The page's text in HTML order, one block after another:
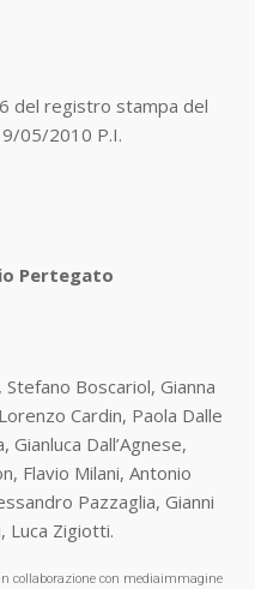
del registro stampa del
05/2010 P.I.
Pertegato
Boscariol, Gianna
Cardin, Paola Dalle
Dall’Agnese,
Flavio Milani, Antonio
Pazzaglia, Gianni
Luca Zigiotti.
collaborazione con mediaimmagine